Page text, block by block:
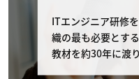
弊社への連絡 コー
に、弊社の窓口（
ITエンジニア研修
織の最も必要とす
教材を約30年に渡